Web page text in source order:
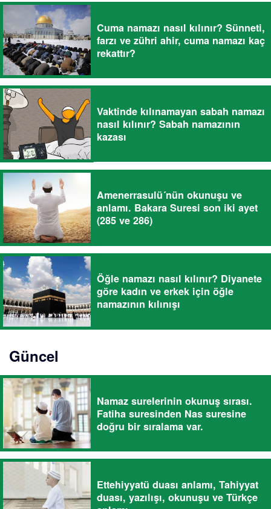
Cuma namazı nasıl kılınır? Sünneti,
farzı ve zühri ahir, cuma namazı kaç
rekattır?
Vaktinde kılınamayan sabah namazı
nasıl kılınır? Sabah namazının
kazası
Amenerrasulü´nün okunuşu ve
anlamı. Bakara Suresi son iki ayet
(285 ve 286)
Öğle namazı nasıl kılınır? Diyanete
göre kadın ve erkek için öğle
namazının kılınışı
Güncel
Namaz surelerinin okunuş sırası.
Fatiha suresinden Nas suresine
doğru bir sıralama var.
Ettehiyyatü duası anlamı, Tahiyyat
duası, yazılışı, okunuşu ve Türkçe